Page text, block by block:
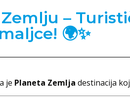
–
🌍✨
je Planeta Zemlja destinacija